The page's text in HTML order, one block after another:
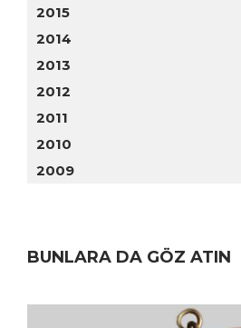
2015
2014
2013
2012
2011
2010
2009
BUNLARA DA GÖZ ATIN